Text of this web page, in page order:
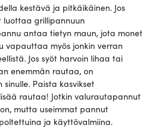
kestävä ja pitkäikäinen. Jos
luottaa grillipannuun
antaa tietyn maun, jota monet
vapauttaa myös jonkin verran
Jos syöt harvoin lihaa tai
enemmän rautaa, on
Paista kasvikset
rautaa! Jotkin valurautapannut
mutta useimmat pannut
ja käyttövalmiina.